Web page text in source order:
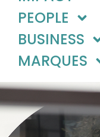
PEOPLE
BUSINESS
MARQUES